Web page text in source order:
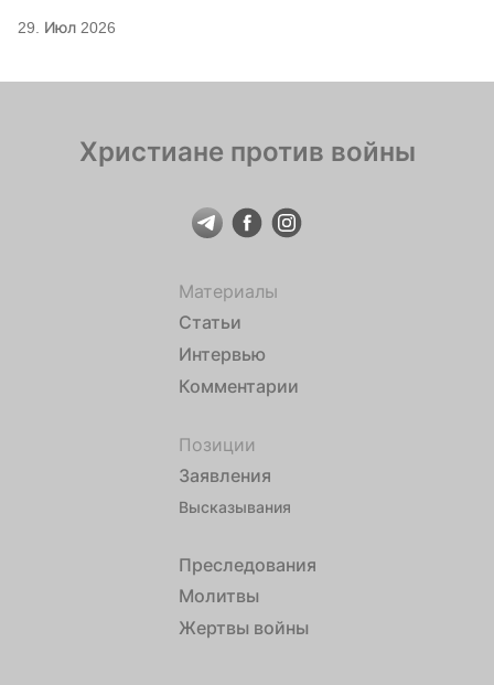
29. Июл 2026
Христиане против войны
Материалы
Статьи
Интервью
Комментарии
Позиции
Заявления
Высказывания
Преследования
Молитвы
Жертвы войны